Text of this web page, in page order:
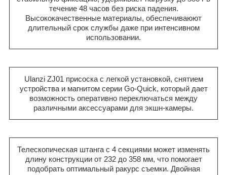
течение 48 часов без риска падения.
Высококачественные материалы, обеспечиваюют
длительный срок службы даже при интенсивном
использовании.
Ulanzi ZJ01 присоска с легкой установкой, снятием
устройства и магнитом серии Go-Quick, который дает
возможность оперативно переключаться между
различными аксессуарами для экшн-камеры.
Телескопическая штанга с 4 секциями может изменять
длину конструкции от 232 до 358 мм, что помогает
подобрать оптимальный ракурс съемки. Двойная